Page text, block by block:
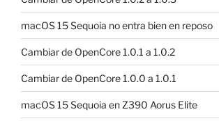
macOS 15 Sequoia no entra bien en reposo
Cambiar de OpenCore 1.0.1 a 1.0.2
Cambiar de OpenCore 1.0.0 a 1.0.1
macOS 15 Sequoia en Z390 Aorus Elite